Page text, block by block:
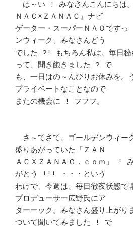
は～い ! みなさんこんにちは。
ＮＡＣ×ＺＡＮＡＣ』ナビ
ゲーター・スーパーＮＡＯです
ンウィーク、みなさんどう
でした ?! もちろん私は、毎日秘
って、聞き飽きました ? で
も、一日はの～んびりお休みを。
プライベートなことなので
またの機会に ! フフフ。
さ～てさて、ゴールデンウィー
盛りあがっていた「ＺＡＮ
ＡＣＸＺＡＮＡＣ．ｃｏｍ」 !
がとう !!! ・・・という
わけで、今週は、毎日徹夜状態で
プロデューサー広野氏にア
ターーック。みなさん盛り上がり
ついて聞いてみました ! で